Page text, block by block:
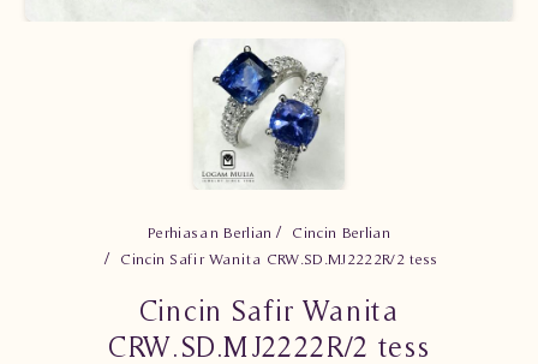
Perhiasan Berlian
Cincin Berlian
Cincin Safir Wanita CRW.SD.MJ2222R/2 tess
Cincin Safir Wanita
CRW.SD.MJ2222R/2 tess